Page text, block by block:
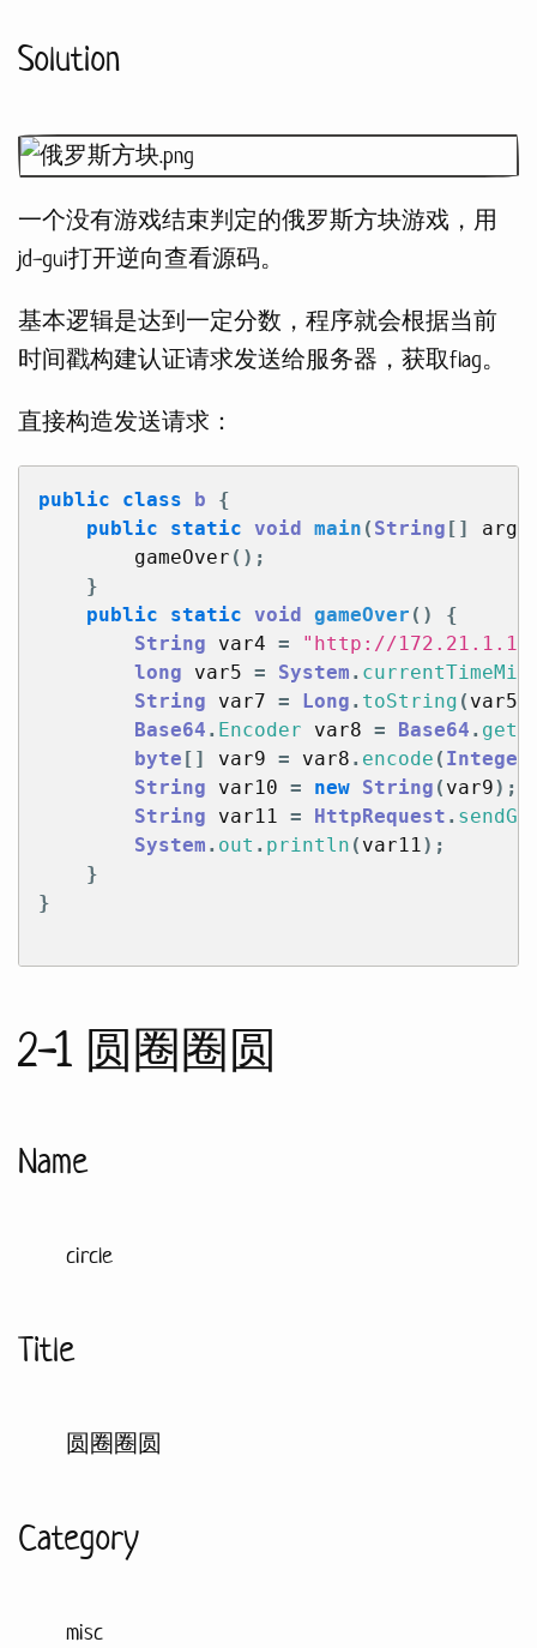
Solution
一个没有游戏结束判定的俄罗斯方块游戏，用
jd-gui打开逆向查看源码。
基本逻辑是达到一定分数，程序就会根据当前
时间戳构建认证请求发送给服务器，获取flag。
直接构造发送请求：
public class b
{
public
static void main ( String [] args
gameOver ();
}
public
static void gameOver ()
{
String
var4 =
"http://
long
var5 = System .
String
var7 = Long . toString ( var5
Base64 . Encoder var8 = Base64 .
byte [] var9 = var8 . encode ( Integer
String
var10 = new String ( var9);
String
var11 = HttpRequest .
System . out . println ( var11);
}
}
2-1 圆圈圈圆
Name
circle
Title
圆圈圈圆
Category
misc